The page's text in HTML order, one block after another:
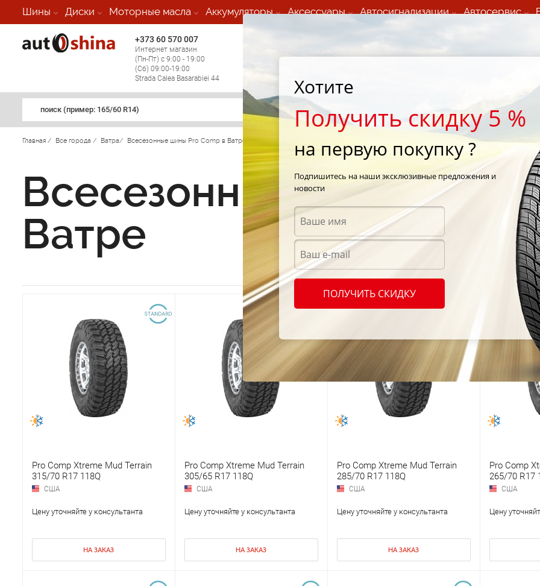
Шины Диски Моторные масла Аккумуляторы Аксессуары Автосигнализации Автосервис
+373 60 570 007
Интернет магазин
(Пн-Пт) с 9:00 - 19:00
(Сб) 09:00-19:00
Strada Calea Basarabiei 44
(круглосуточно по всем
(Пн-Пт) с 9:00 - 19:00
поиск (примеp: 165/60 R14)
Главная / Все города / Ватра/ Всесезонные шины Pro Comp в Ватре
Всесезонные шины Pro
Ватре
Pro Comp Xtreme Mud Terrain
315/70 R17 118Q
США
Цену уточняйте у консультанта
НА ЗАКАЗ
Pro Comp Xtreme Mud Terrain
305/65 R17 118Q
США
Цену уточняйте у консультанта
НА ЗАКАЗ
Pro Comp Xtreme Mud Terrain
285/70 R17 118Q
США
Цену уточняйте у консультанта
НА ЗАКАЗ
Pro Comp
265/70 R17
США
Цену
Хотите
Получить скидку 5 %
на первую покупку ?
Подпишитесь на наши эксклюзивные предложения и
новости
ПОЛУЧИТЬ СКИДКУ